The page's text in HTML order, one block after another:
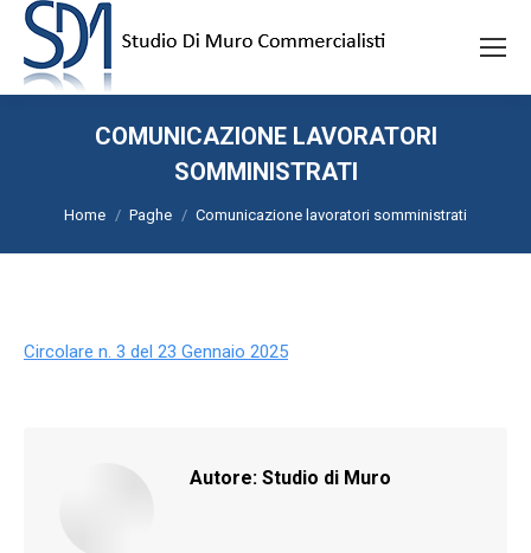
COMUNICAZIONE LAVORATORI
SOMMINISTRATI
Tu sei qui:
Home Paghe Comunicazione lavoratori somministrati
Circolare n. 3 del 23 Gennaio 2025
Autore: Studio di Muro